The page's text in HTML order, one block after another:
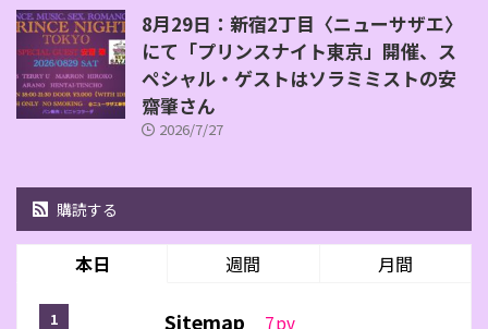
8月29日：新宿2丁目〈ニューサザエ〉
にて「プリンスナイト東京」開催、ス
ペシャル・ゲストはソラミミストの安
齋肇さん
2026/7/27
購読する
本日 週間 月間
Sitemap 7pv